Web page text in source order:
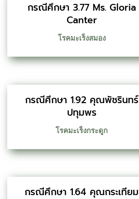
กรณีศึกษา 3.77 Ms. Gloria
Canter
โรคมะเร็งสมอง
กรณีศึกษา 1.92 คุณพัชรินทร์
ปทุมพร
โรคมะเร็งกระดูก
กรณีศึกษา 1.64 คุณกระเทียม